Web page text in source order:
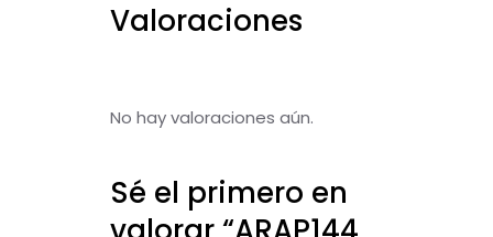
Valoraciones
No hay valoraciones aún.
Sé el primero en